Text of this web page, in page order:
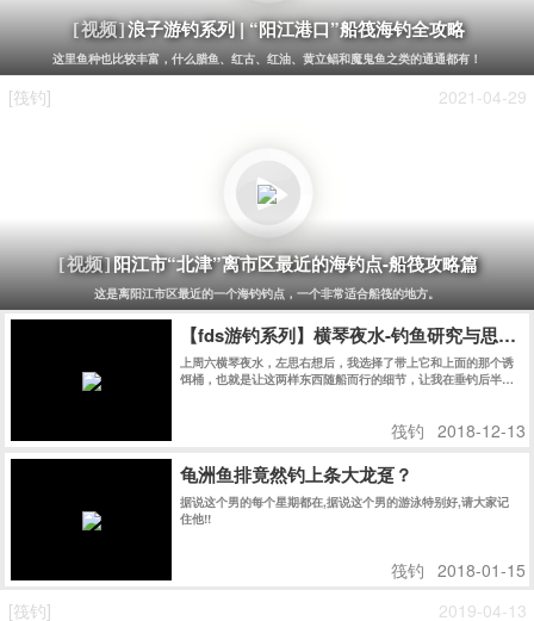
[视频]阳江市“北津”离市区最近的海钓点-船筏攻略篇
这是离阳江市区最近的一个海钓钓点，一个非常适合船筏的地方。
【fds游钓系列】横琴夜水-钓鱼研究与思考
龟洲鱼排竟然钓上条大龙趸？
据说这个男的每个星期都在,据说这个男的游泳特别好,请大家记
住他!!
筏钓 2018-01-15
2019-04-13
[视频]
平均每天40-50斤黄脚和花滑，这是多么恐怖的一个事实，所以小编一直为这些小伙伴保密
【fds游钓系列】海泉湾猎鲈11.17～18